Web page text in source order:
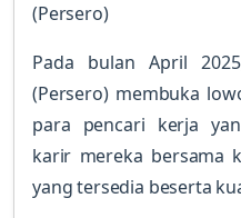
(Persero)
Pada bulan April
(Persero) membuka
para pencari kerja
karir mereka bersama
yang tersedia beserta